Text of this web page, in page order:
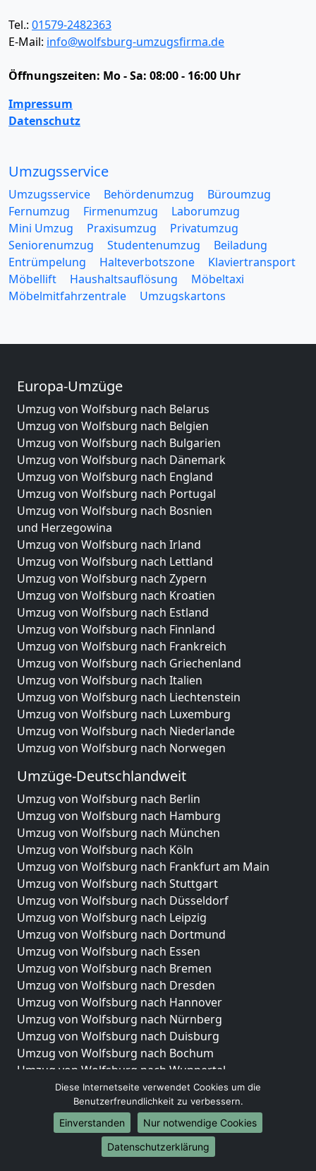
Tel.: 01579-2482363
E-Mail: info@wolfsburg-umzugsfirma.de
Öffnungszeiten: Mo - Sa: 08:00 - 16:00 Uhr
Impressum
Datenschutz
Umzugsservice
Umzugsservice Behördenumzug
Büroumzug
Fernumzug
Firmenumzug
Laborumzug
Mini Umzug
Praxisumzug
Privatumzug
Seniorenumzug
Studentenumzug
Beiladung
Entrümpelung
Halteverbotszone
Klaviertransport
Möbellift
Haushaltsauflösung
Möbeltaxi
Möbelmitfahrzentrale
Umzugskartons
Europa-Umzüge
Umzug von Wolfsburg nach Belarus
Umzug von Wolfsburg nach Belgien
Umzug von Wolfsburg nach Bulgarien
Umzug von Wolfsburg nach Dänemark
Umzug von Wolfsburg nach England
Umzug von Wolfsburg nach Portugal
Umzug von Wolfsburg nach Bosnien
und Herzegowina
Umzug von Wolfsburg nach Irland
Umzug von Wolfsburg nach Lettland
Umzug von Wolfsburg nach Zypern
Umzug von Wolfsburg nach Kroatien
Umzug von Wolfsburg nach Estland
Umzug von Wolfsburg nach Finnland
Umzug von Wolfsburg nach Frankreich
Umzug von Wolfsburg nach Griechenland
Umzug von Wolfsburg nach Italien
Umzug von Wolfsburg nach Liechtenstein
Umzug von Wolfsburg nach Luxemburg
Umzug von Wolfsburg nach Niederlande
Umzug von Wolfsburg nach Norwegen
Umzüge-Deutschlandweit
Umzug von Wolfsburg nach Berlin
Umzug von Wolfsburg nach Hamburg
Umzug von Wolfsburg nach München
Umzug von Wolfsburg nach Köln
Umzug von Wolfsburg nach Frankfurt am Main
Umzug von Wolfsburg nach Stuttgart
Umzug von Wolfsburg nach Düsseldorf
Umzug von Wolfsburg nach Leipzig
Umzug von Wolfsburg nach Dortmund
Umzug von Wolfsburg nach Essen
Umzug von Wolfsburg nach Bremen
Umzug von Wolfsburg nach Dresden
Umzug von Wolfsburg nach Hannover
Umzug von Wolfsburg nach Nürnberg
Umzug von Wolfsburg nach Duisburg
Umzug von Wolfsburg nach Bochum
Umzug von Wolfsburg nach Wuppertal
Umzug von Wolfsburg nach Bielefeld
Umzug von Wolfsburg nach Bonn
Umzug von Wolfsburg nach Münster
Internationale-Umzüge
Diese Internetseite verwendet Cookies um die
Benutzerfreundlichkeit zu verbessern.
Einverstanden
Nur notwendige Cookies
Datenschutzerklärung